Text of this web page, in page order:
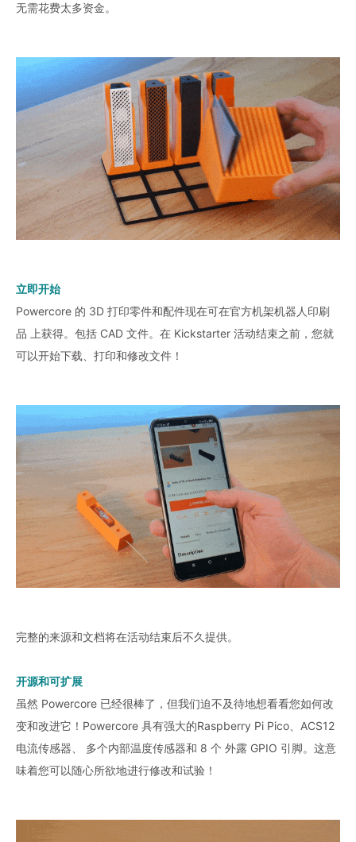
无需花费太多资金。
立即开始
Powercore 的 3D 打印零件和配件现在可在官方机架机器人印刷
品 上获得。包括 CAD 文件。在 Kickstarter 活动结束之前，您就
可以开始下载、打印和修改文件！
完整的来源和文档将在活动结束后不久提供。
开源和可扩展
虽然 Powercore 已经很棒了，但我们迫不及待地想看看您如何改
变和改进它！Powercore 具有强大的Raspberry Pi Pico、ACS12
电流传感器、 多个内部温度传感器和 8 个 外露 GPIO 引脚。这意
味着您可以随心所欲地进行修改和试验！